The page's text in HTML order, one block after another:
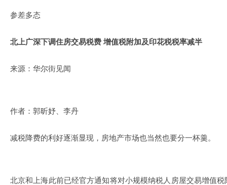
参差多态
北上广深下调住房交易税费 增值税附加及印花税税率减半
来源：华尔街见闻
作者：郭昕妤、李丹
减税降费的利好逐渐显现， 房地产市场也当然也要分一杯羹。
北京和上海此前已经官方通知将对小规模纳税人房屋交易增值